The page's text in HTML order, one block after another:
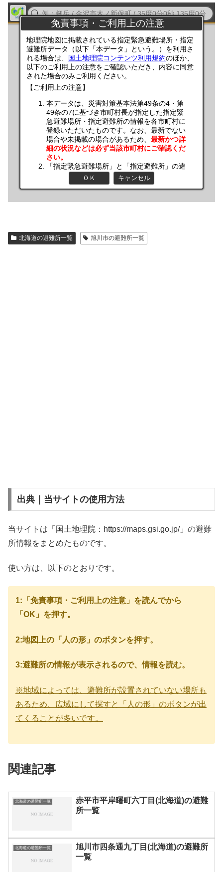
北海道の避難所一覧 旭川市の避難所一覧
出典｜当サイトの使用方法
当サイトは「国土地理院：https://maps.gsi.go.jp/」の避難
所情報をまとめたものです。
使い方は、以下のとおりです。
1:「免責事項・ご利用上の注意」を読んでから
「OK」を押す。
2:地図上の「人の形」のボタンを押す。
3:避難所の情報が表示されるので、情報を読む。
※地域によっては、避難所が設置されていない場所も
あるため、広域にして探すと「人の形」のボタンが出
てくることが多いです。
関連記事
北海道の避難所一覧
赤平市平岸曙町六丁目(北海道)の避難
所一覧
北海道の避難所一覧
旭川市四条通九丁目(北海道)の避難所
一覧